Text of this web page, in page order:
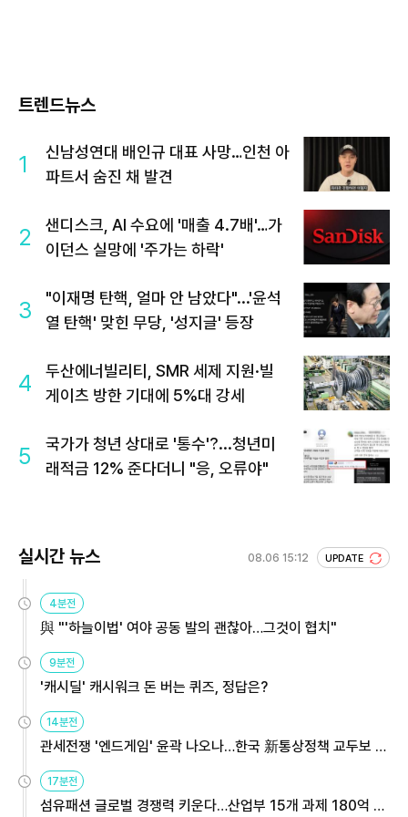
트렌드뉴스
1
신남성연대 배인규 대표 사망…인천 아
파트서 숨진 채 발견
2
샌디스크, AI 수요에 '매출 4.7배'…가
이던스 실망에 '주가는 하락'
3
"이재명 탄핵, 얼마 안 남았다"...'윤석
열 탄핵' 맞힌 무당, '성지글' 등장
4
두산에너빌리티, SMR 세제 지원·빌
게이츠 방한 기대에 5%대 강세
5
국가가 청년 상대로 '통수'?...청년미
래적금 12% 준다더니 "응, 오류야"
실시간 뉴스 08.06 15:12 UPDATE
4분전
與 "'하늘이법' 여야 공동 발의 괜찮아…그것이 협치"
9분전
'캐시딜' 캐시워크 돈 버는 퀴즈, 정답은?
14분전
관세전쟁 '엔드게임' 윤곽 나오나…한국 新통상정책 교두보 활
용해야
17분전
섬유패션 글로벌 경쟁력 키운다…산업부 15개 과제 180억 지